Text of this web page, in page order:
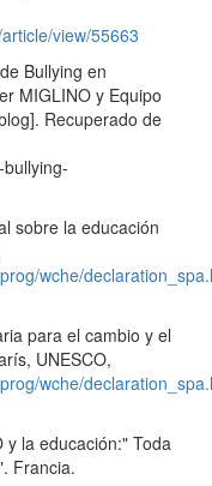
view/55663
Bullying en
MIGLINO y Equipo
Recuperado de
sobre la educación
wche/
para el cambio y el
UNESCO,
wche/
y la educación:" Toda
Francia.